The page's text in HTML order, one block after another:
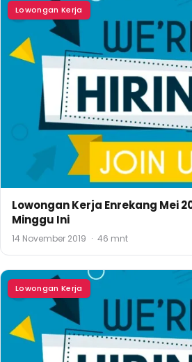
Lowongan Kerja
Lowongan Kerja Enrekang Mei
Minggu Ini
14 November 2019 · 46 mnt
Lowongan Kerja